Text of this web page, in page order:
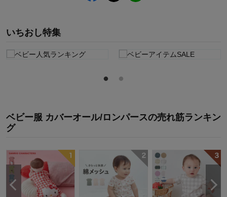
いちおし特集
ベビー服 カバーオール/ロンパースの売れ筋ランキン
グ